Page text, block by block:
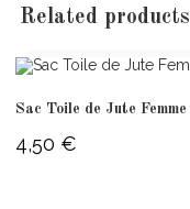
Related products
Sac Toile de Jute Femme
4,50 €